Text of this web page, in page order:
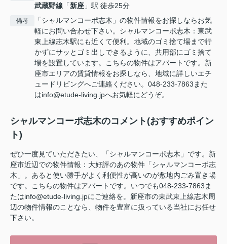
武蔵野線 「新座 」駅 徒歩25分
備考
「シャルマンコーポ志木」の物件情報をお探しならお気
軽にお問い合わせ下さい。シャルマンコーポ志木：東武
東上線志木駅にも近くて便利。地域のゴミ捨て場まで行
かずにサッとゴミ出しできるように、共用部にゴミ捨て
場を設置しています。こちらの物件はアパートです。新
座市エリアの賃貸情報をお探しなら、地域に詳しいエチ
ュードリビングへご連絡ください。048-233-7863また
はinfo@etude-living.jpへお気軽にどうぞ。
シャルマンコーポ志木のコメント(おすすめポイン
ト)
ぜひ一度見ていただきたい、「シャルマンコーポ志木」です。新
座市近辺での物件情報：大好評のあの物件「シャルマンコーポ志
木」。あると使い勝手がよく利便性が高いのが敷地内ごみ置き場
です。こちらの物件はアパートです。いつでも048-233-7863ま
たはinfo@etude-living.jpにご連絡を。新座市の東武東上線志木周
辺の物件情報のことなら、物件を豊富に扱っている当社にお任せ
下さい。